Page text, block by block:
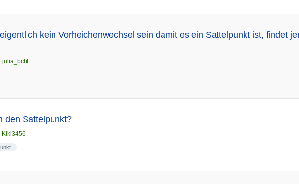
kein Vorheichenwechsel sein damit es ein Sattelpunkt ist, findet
julia_bchl
den Sattelpunkt?
Kiki3456